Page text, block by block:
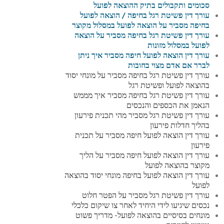
סכומים ותקבולים בתיק ההוצאה לפועל
עורך דין פשיטת רגל בחיפה / הוצאה לפועל
בחיפה מסביר על הוצאה לפועל במסלול מקוצר
עורך דין פשיטת רגל בחיפה מסביר על הוצאה
לפועל במסלול מזונות
עורך דין הוצאה לפועל חיפה מסביר איך ניתן
לברר אם אדם מצוי בחובות
עורך דין פשיטת רגל בחיפה מסביר על מונחי יסוד
בהוצאה לפועל ופשיטת רגל
עורך דין פשיטת רגל בחיפה מסביר איך מממש
הנאמן את הכספים והנכסים
עורך דין פשיטת רגל מסביר מהי תכנית פירעון
בהליך חדלות פירעון
עורך דין הוצאה לפועל חיפה מסביר על תכנית
פירעון
עורך דין הוצאה לפועל חיפה מסביר על הליך
מקוצר בהוצאה לפועל
עורך דין הוצאה לפועל בחיפה מונחי יסוד בהוצאה
לפועל
עורך דין פשיטת רגל מסביר על הפטר חלוט
נכסים שיגיעו לידי היחיד לאחר צו שיקום כלכלי
מונחים בסיסיים בהוצאה לפועל- מדריך פשוט